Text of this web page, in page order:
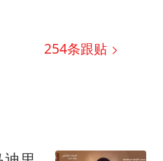
254条跟贴